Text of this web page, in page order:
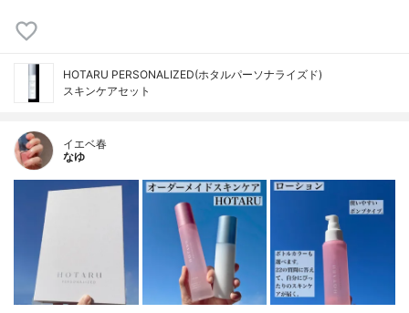
HOTARU PERSONALIZED(ホタルパーソナライズド)
スキンケアセット
イエベ春
なゆ